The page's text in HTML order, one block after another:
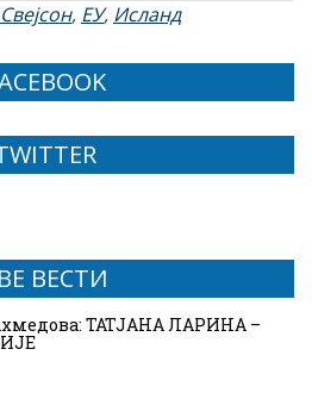
, ЕУ, Исланд
ВЕСТИ
ТАТЈАНА ЛАРИНА –